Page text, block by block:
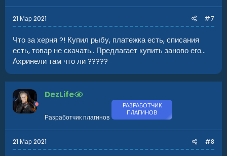
21 Мар 2021 #7
Что за херня ?! Купил рыбу, платежка есть, списания
есть, товар не скачать.. Предлагает купить заново его...
Ахринели там что ли ?????
DezLife
Разработчик плагинов
РАЗРАБОТЧИК
ПЛАГИНОВ
21 Мар 2021 #8